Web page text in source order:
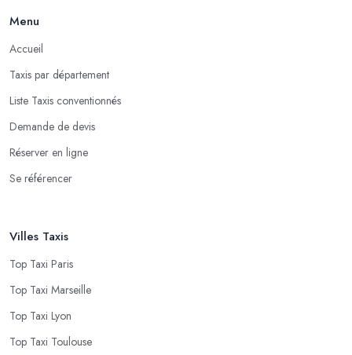
Menu
Accueil
Taxis par département
Liste Taxis conventionnés
Demande de devis
Réserver en ligne
Se référencer
Villes Taxis
Top Taxi Paris
Top Taxi Marseille
Top Taxi Lyon
Top Taxi Toulouse